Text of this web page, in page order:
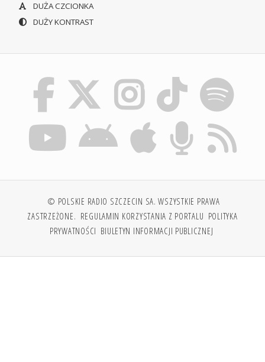
DUŻA CZCIONKA
DUŻY KONTRAST
© POLSKIE RADIO SZCZECIN SA. WSZYSTKIE PRAWA
ZASTRZEŻONE. REGULAMIN KORZYSTANIA Z PORTALU POLITYKA
PRYWATNOŚCI BIULETYN INFORMACJI PUBLICZNEJ